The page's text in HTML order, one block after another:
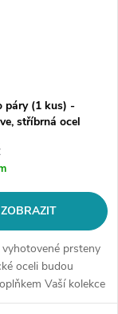
páry (1 kus) -
stříbrná ocel
ZOBRAZIT
vyhotovené prsteny
oceli budou
Vaší kolekce
chirurgická